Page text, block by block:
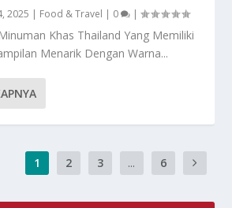
2025 | Food & Travel | 0 |
Khas Thailand Yang Memiliki
Menarik Dengan Warna...
1 2 3 ... 6